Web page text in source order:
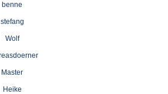
benne
stefang
Wolf
Master
Heike